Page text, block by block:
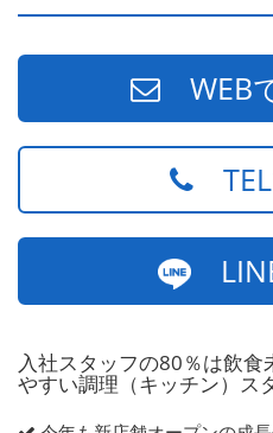
WEB
入社スタッフの80％は飲食
やすい調理（キッチン）ス